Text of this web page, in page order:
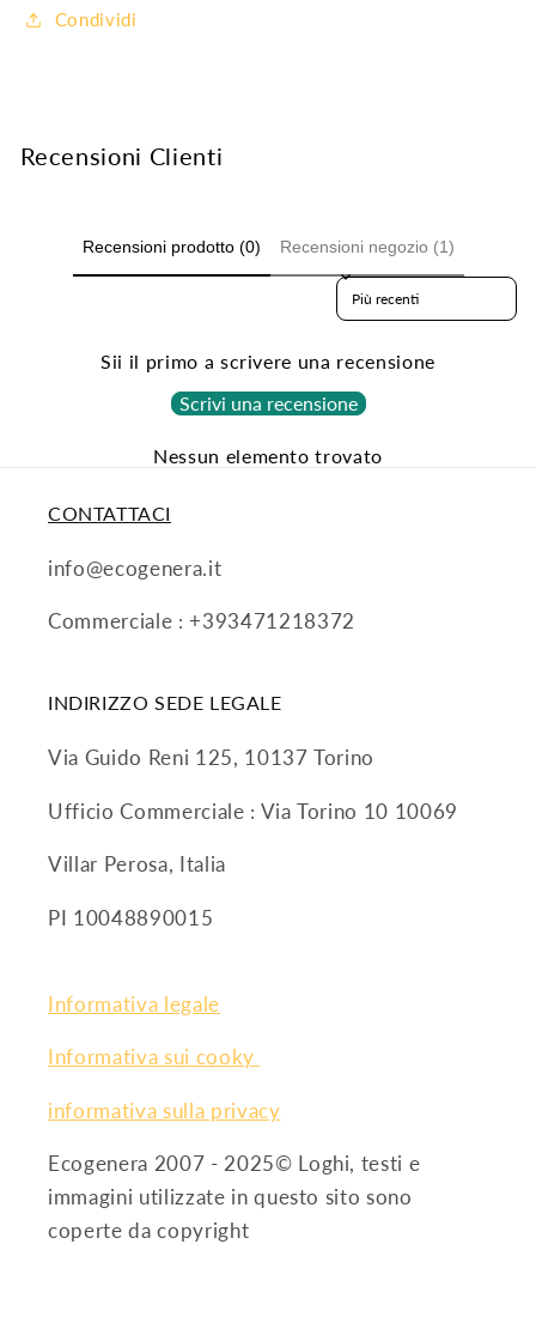
Condividi
Recensioni Clienti
Recensioni prodotto (0) Recensioni negozio (1)
Sort reviews by
Sii il primo a scrivere una recensione
Scrivi una recensione
Nessun elemento trovato
CONTATTACI
info@ecogenera.it
Commerciale : +393471218372
INDIRIZZO SEDE LEGALE
Via Guido Reni 125, 10137 Torino
Ufficio Commerciale : Via Torino 10 10069
Villar Perosa, Italia
PI 10048890015
Informativa legale
Informativa sui cooky
informativa sulla privacy
Ecogenera 2007 - 2025© Loghi, testi e
immagini utilizzate in questo sito sono
coperte da copyright